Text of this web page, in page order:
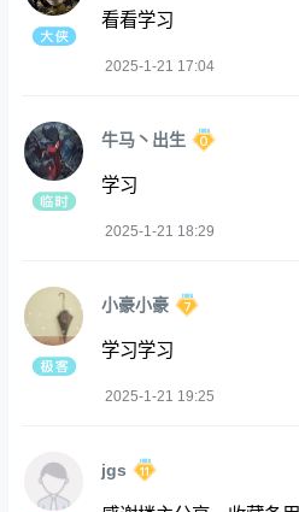
看看学习
2025-1-21 17:04
牛马丶出生
学习
2025-1-21 18:29
小豪小豪
学习学习
2025-1-21 19:25
jgs